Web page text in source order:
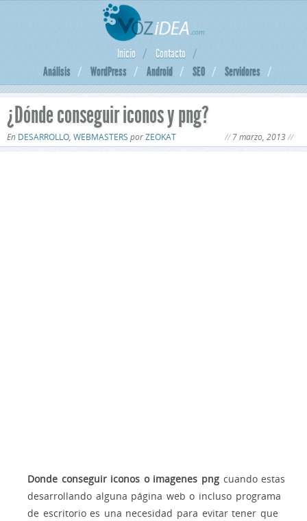
Inicio
Contacto
Análisis
WordPress Android SEO Servidores
¿Dónde conseguir iconos y png?
En DESARROLLO, WEBMASTERS porZEOKAT 7 marzo, 2013
Donde conseguir iconos o imagenes png cuando estas
desarrollando alguna página web o incluso programa
de escritorio es una necesidad para evitar tener que